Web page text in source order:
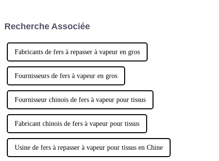
Recherche Associée
Fabricants de fers à repasser à vapeur en gros
Fournisseurs de fers à vapeur en gros
Fournisseur chinois de fers à vapeur pour tissus
Fabricant chinois de fers à vapeur pour tissus
Usine de fers à repasser à vapeur pour tissus en Chine